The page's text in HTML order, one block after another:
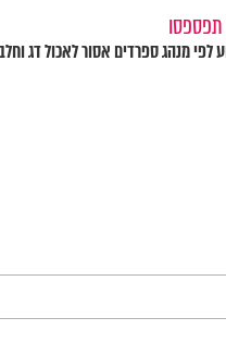
לפי מנהג ספרדים אסור לאכול דג